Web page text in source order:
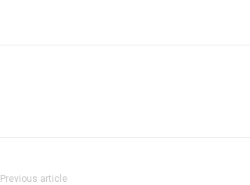
Previous article